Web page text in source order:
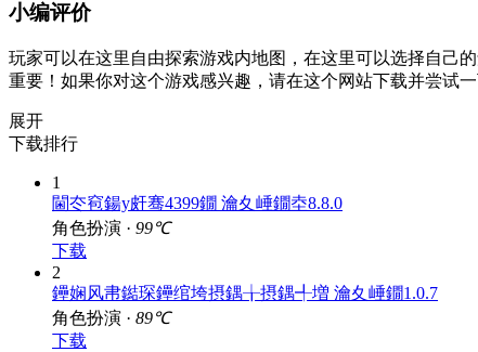
小编评价
玩家可以在这里自由探索游戏内地图，在这里可以选择自己
重要！如果你对这个游戏感兴趣，请在这个网站下载并尝试一
展开
下载排行
1
閫冭窇鍚у皯骞4399鐗 瀹夊崜鐗坴8.8.0
角色扮演 · 99℃
下载
2
鑸娴风帇鐑琛鑸绾垮摂鍝╁摂鍝╃増 瀹夊崜鐗1.0.7
角色扮演 · 89℃
下载